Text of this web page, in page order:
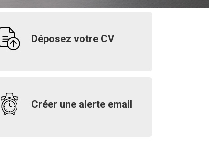
Déposez votre CV
Créer une alerte email